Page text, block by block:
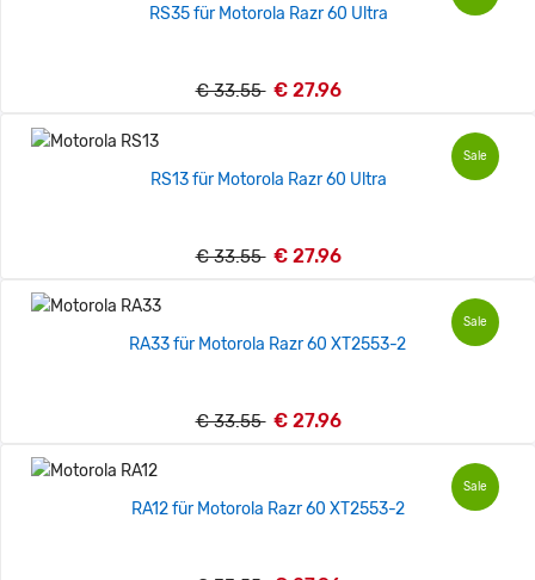
RS35 für Motorola Razr 60 Ultra
€ 33.55 € 27.96
Sale
RS13 für Motorola Razr 60 Ultra
€ 33.55 € 27.96
Sale
RA33 für Motorola Razr 60 XT2553-2
€ 33.55 € 27.96
Sale
RA12 für Motorola Razr 60 XT2553-2